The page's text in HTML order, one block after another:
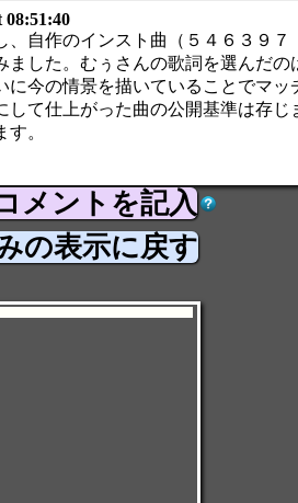
08:51:40
、自作のインスト曲（５４６３９７
ました。むぅさんの歌詞を選んだの
に今の情景を描いていることでマッ
して仕上がった曲の公開基準は存じ
。
メントを記入
の表示に戻す